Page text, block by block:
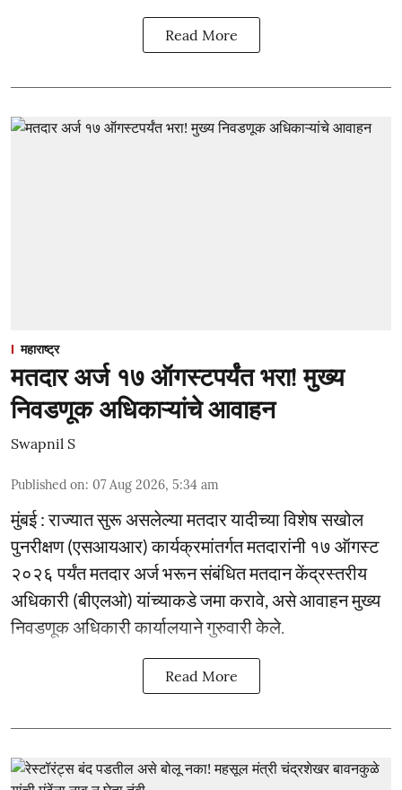
Read More
महाराष्ट्र
मतदार अर्ज १७ ऑगस्टपर्यंत भरा! मुख्य
निवडणूक अधिकाऱ्यांचे आवाहन
Swapnil S
Published on: 07 Aug 2026, 5:34 am
मुंबई : राज्यात सुरू असलेल्या मतदार यादीच्या विशेष सखोल
पुनरीक्षण (एसआयआर) कार्यक्रमांतर्गत मतदारांनी १७ ऑगस्ट
२०२६ पर्यंत मतदार अर्ज भरून संबंधित मतदान केंद्रस्तरीय
अधिकारी (बीएलओ) यांच्याकडे जमा करावे, असे आवाहन मुख्य
निवडणूक अधिकारी कार्यालयाने गुरुवारी केले.
Read More